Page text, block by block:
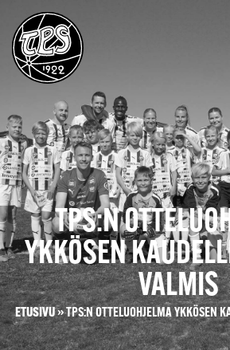
TPS:N
YKKÖSEN
VALMIS
ETUSIVU»TPS:N OTTELUOHJELMA YKKÖSEN